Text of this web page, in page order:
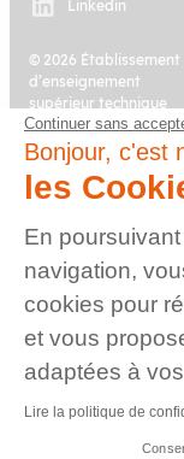
Community
Attaché de
Responsable
Entreprises et
Les institutions
Les
Linkedin
© 2026 Établissement
d’enseignement
supérieur technique
privé, Association à
but non lucratif –
Groupe IGENSIA
Education – Mise à
Charte des données
personnelles
Continuer sans
Bonjour, c'est
les
En
navigation,
cookies pour
et vous
adaptées à
Lire la politique de